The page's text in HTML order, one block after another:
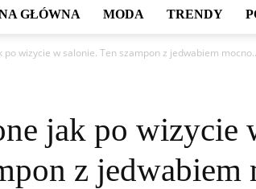
GŁÓWNA MODA TRENDY
po wizycie w salonie. Ten szampon z jedwabiem
jak po wizycie
z jedwabiem